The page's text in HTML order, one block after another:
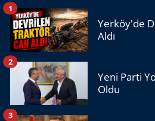
Yerköy'de
Aldı
1
Yeni Parti
Oldu
2
3